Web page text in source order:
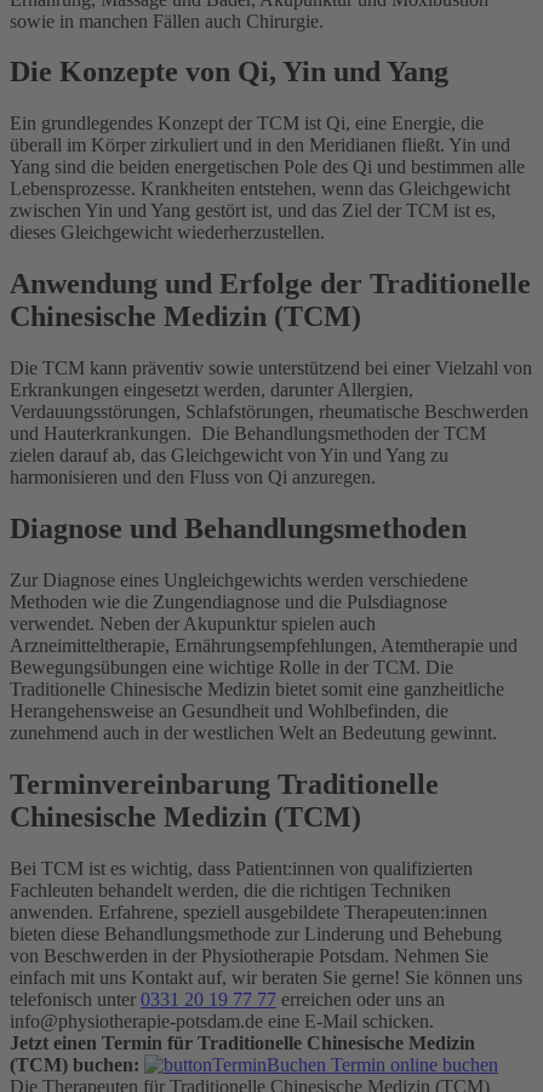
sowie in manchen Fällen auch Chirurgie.
Die Konzepte von Qi, Yin und Yang
Ein grundlegendes Konzept der TCM ist Qi, eine Energie, die
überall im Körper zirkuliert und in den Meridianen fließt. Yin und
Yang sind die beiden energetischen Pole des Qi und bestimmen alle
Lebensprozesse. Krankheiten entstehen, wenn das Gleichgewicht
zwischen Yin und Yang gestört ist, und das Ziel der TCM ist es,
dieses Gleichgewicht wiederherzustellen.
Anwendung und Erfolge der Traditionelle
Chinesische Medizin (TCM)
Die TCM kann präventiv sowie unterstützend bei einer Vielzahl von
Erkrankungen eingesetzt werden, darunter Allergien,
Verdauungsstörungen, Schlafstörungen, rheumatische Beschwerden
und Hauterkrankungen. Die Behandlungsmethoden der TCM
zielen darauf ab, das Gleichgewicht von Yin und Yang zu
harmonisieren und den Fluss von Qi anzuregen.
Diagnose und Behandlungsmethoden
Zur Diagnose eines Ungleichgewichts werden verschiedene
Methoden wie die Zungendiagnose und die Pulsdiagnose
verwendet. Neben der Akupunktur spielen auch
Arzneimitteltherapie, Ernährungsempfehlungen, Atemtherapie und
Bewegungsübungen eine wichtige Rolle in der TCM. Die
Traditionelle Chinesische Medizin bietet somit eine ganzheitliche
Herangehensweise an Gesundheit und Wohlbefinden, die
zunehmend auch in der westlichen Welt an Bedeutung gewinnt.
Terminvereinbarung Traditionelle
Chinesische Medizin (TCM)
Bei TCM ist es wichtig, dass Patient:innen von qualifizierten
Fachleuten behandelt werden, die die richtigen Techniken
anwenden. Erfahrene, speziell ausgebildete Therapeuten:innen
bieten diese Behandlungsmethode zur Linderung und Behebung
von Beschwerden in der Physiotherapie Potsdam. Nehmen Sie
einfach mit uns Kontakt auf, wir beraten Sie gerne! Sie können uns
telefonisch unter 0331 20 19 77 77 erreichen oder uns an
info@physiotherapie-potsdam.de eine E-Mail schicken.
Jetzt einen Termin für Traditionelle Chinesische Medizin
(TCM) buchen:
Termin online buchen
Die Therapeuten für Traditionelle Chinesische Medizin (TCM)